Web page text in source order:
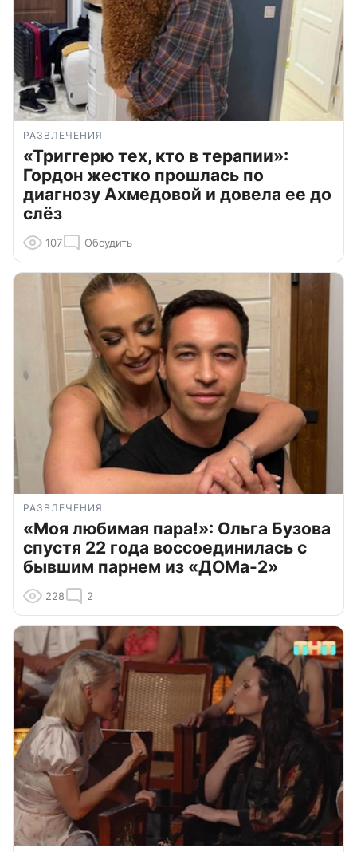
РАЗВЛЕЧЕНИЯ
«Триггерю тех, кто в терапии»:
Гордон жестко прошлась по
диагнозу Ахмедовой и довела ее до
слёз
107 Обсудить
РАЗВЛЕЧЕНИЯ
«Моя любимая пара!»: Ольга Бузова
спустя 22 года воссоединилась с
бывшим парнем из «ДОМа-2»
228 2